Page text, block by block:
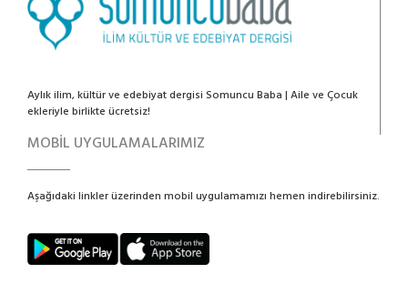
Aylık ilim, kültür ve edebiyat dergisi Somuncu Baba | Aile ve Çocuk
ekleriyle birlikte ücretsiz!
MOBİL UYGULAMALARIMIZ
Aşağıdaki linkler üzerinden mobil uygulamamızı hemen indirebilirsiniz.